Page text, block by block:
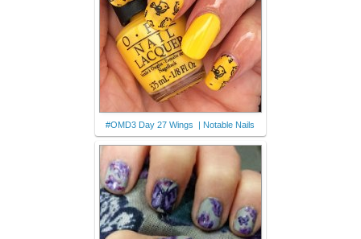
#OMD3 Day 27 Wings | Notable Nails